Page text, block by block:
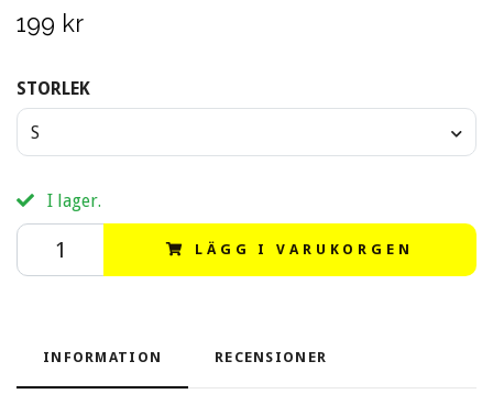
199 kr
STORLEK
S
I lager.
LÄGG I VARUKORGEN
INFORMATION RECENSIONER